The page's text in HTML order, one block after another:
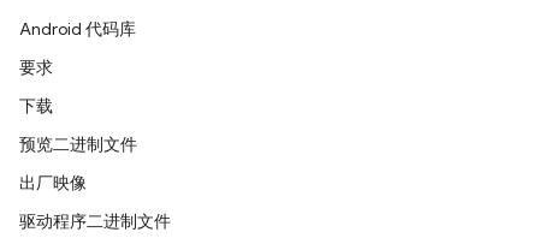
Android 代码库
要求
下载
预览二进制文件
出厂映像
驱动程序二进制文件